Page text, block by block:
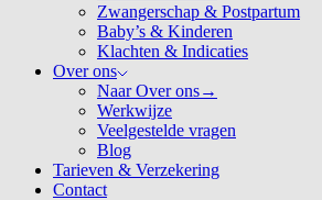
Zwangerschap & Postpartum
Baby’s & Kinderen
Klachten & Indicaties
Over ons
Naar Over ons→
Werkwijze
Veelgestelde vragen
Blog
Tarieven & Verzekering
Contact